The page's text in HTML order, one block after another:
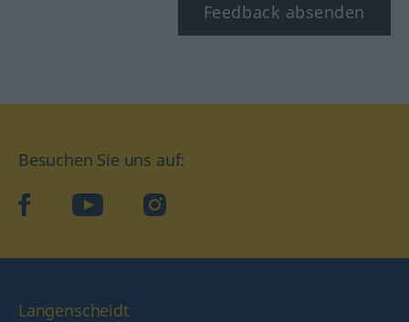
Feedback absenden
Besuchen Sie uns auf:
facebookYouTube Instagram
Langenscheidt